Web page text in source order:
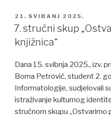
POSTED
ON
21. SVIBANJ 2025.
7. stručni skup
knjižnica“
Dana 15. svibnja 2025., izv.
Borna Petrović, student 2.
Informatologije, sudjelovali
istraživanje kulturnog
stručnom skupu „Ostvarimo